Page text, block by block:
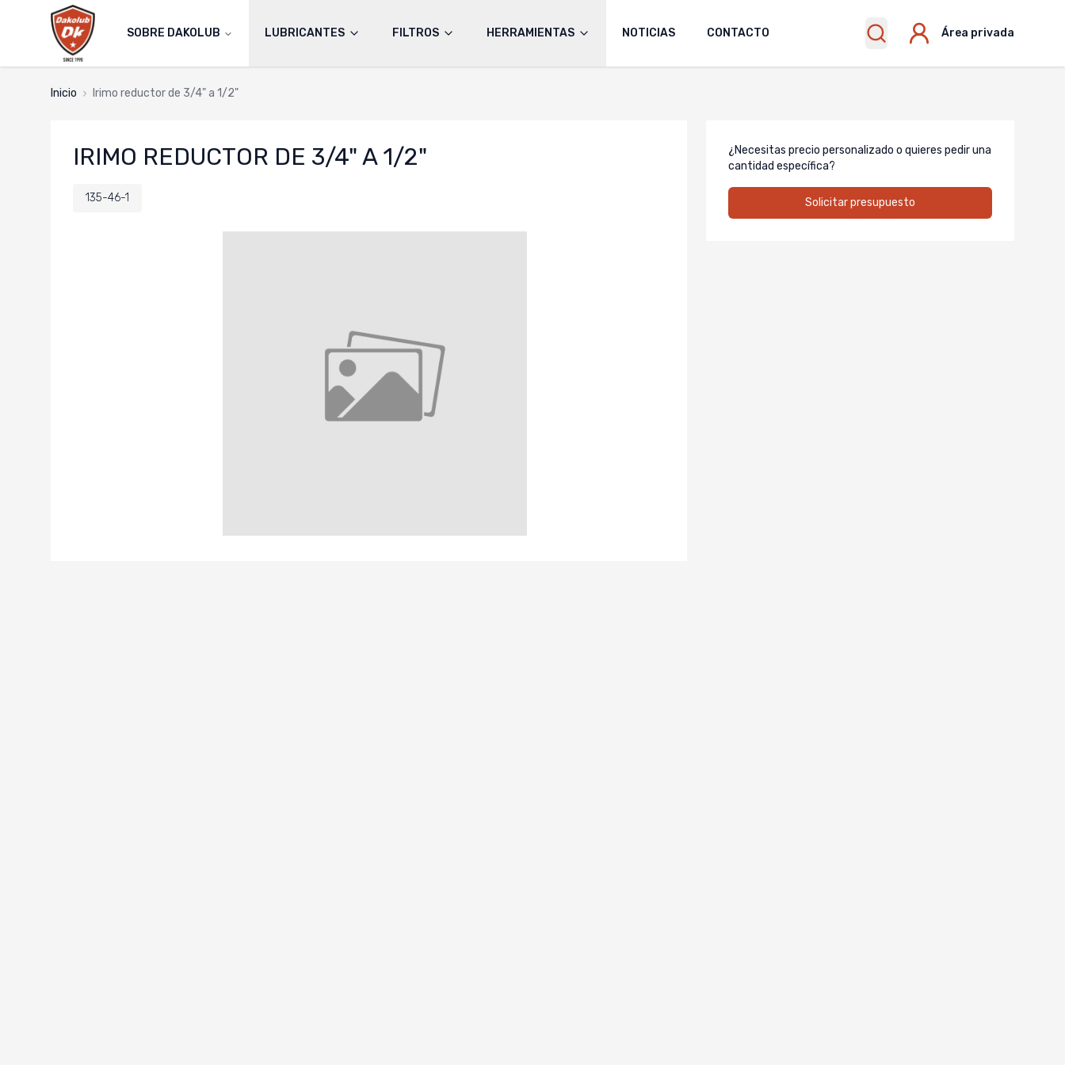
SOBRE DAKOLUB LUBRICANTES FILTROS HERRAMIENTAS NOTICIAS CONTACTO Área privada
Inicio irimo reductor de 3/4" a 1/2"
IRIMO REDUCTOR DE 3/4" A 1/2"
135-46-1
¿Necesitas precio personalizado o quieres pedir una
cantidad específica?
Solicitar presupuesto